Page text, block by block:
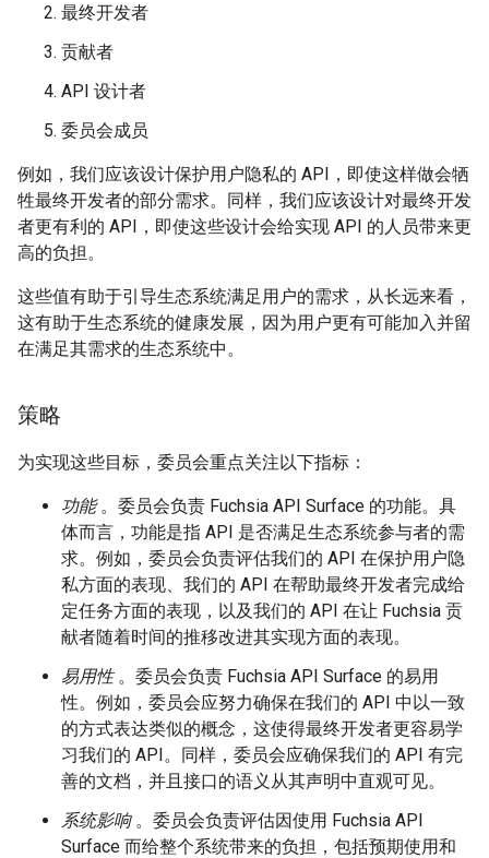
最终开发者
贡献者
API 设计者
委员会成员
例如，我们应该设计保护用户隐私的 API，即使这样做会牺
牲最终开发者的部分需求。同样，我们应该设计对最终开发
者更有利的 API，即使这些设计会给实现 API 的人员带来更
高的负担。
这些值有助于引导生态系统满足用户的需求，从长远来看，
这有助于生态系统的健康发展，因为用户更有可能加入并留
在满足其需求的生态系统中。
策略
为实现这些目标，委员会重点关注以下指标：
功能。委员会负责 Fuchsia API Surface 的功能。具
体而言，功能是指 API 是否满足生态系统参与者的需
求。例如，委员会负责评估我们的 API 在保护用户隐
私方面的表现、我们的 API 在帮助最终开发者完成给
定任务方面的表现，以及我们的 API 在让 Fuchsia 贡
献者随着时间的推移改进其实现方面的表现。
易用性。委员会负责 Fuchsia API Surface 的易用
性。例如，委员会应努力确保在我们的 API 中以一致
的方式表达类似的概念，这使得最终开发者更容易学
习我们的 API。同样，委员会应确保我们的 API 有完
善的文档，并且接口的语义从其声明中直观可见。
系统影响。委员会负责评估因使用 Fuchsia API
Surface 而给整个系统带来的负担，包括预期使用和